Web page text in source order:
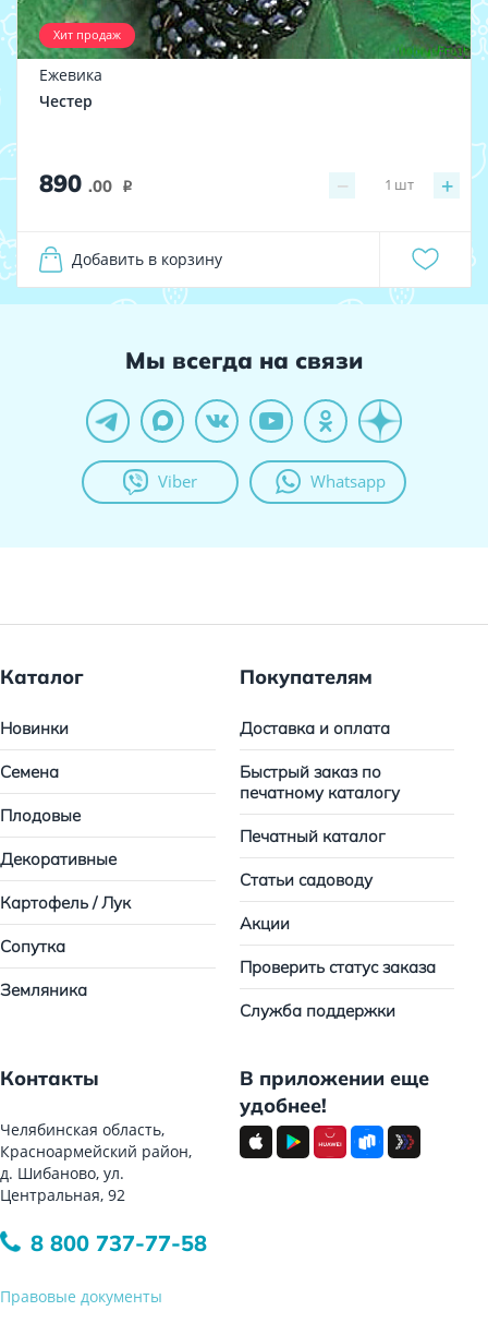
Хит продаж
Ежевика
Честер
890 .00 i − +
1 шт
Добавить в корзину
Мы всегда на связи
Viber Whatsapp
Каталог
Новинки
Семена
Плодовые
Декоративные
Картофель / Лук
Сопутка
Земляника
Покупателям
Доставка и оплата
Быстрый заказ по
печатному каталогу
Печатный каталог
Статьи садоводу
Акции
Проверить статус заказа
Служба поддержки
Контакты
Челябинская область,
Красноармейский район,
д. Шибаново, ул.
Центральная, 92
8 800 737-77-58
Правовые документы
В приложении еще
удобнее!